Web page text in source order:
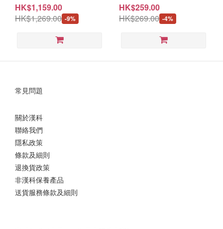
PTV6U3 ( DR-BV6U3BK / W
/ S / R )
HK$1,159.00
HK$1,269.00 -9%
DR-JPLV8BW)
HK$259.00
HK$269.00 -4%
常見問題
關於漢科
聯絡我們
隱私政策
條款及細則
退換貨政策
非漢科保養產品
送貨服務條款及細則